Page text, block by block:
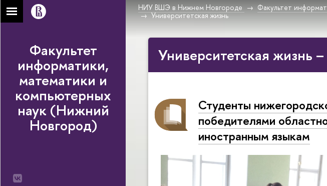
НИУ ВШЭ в Нижнем Новгороде Факультет
Университетская жизнь
Факультет
информатики,
математики и
компьютерных
наук (Нижний
Новгород)
Университетская жизнь
Студенты
победителями
иностранным языкам